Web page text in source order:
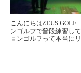
こんにちはZEUS GOLF
ンゴルフで普段練習し
ョンゴルフって本当に